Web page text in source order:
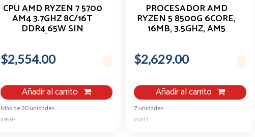
CPU AMD RYZEN 7 5700
AM4 3.7GHZ 8C/16T
DDR4 65W SIN
GRÁFICOS
$2,554.00
Añadir al carrito
Más de 20 unidades
39697
PROCESADOR AMD
RYZEN 5 8500G 6CORE,
16MB, 3.5GHZ, AM5
$2,629.00
Añadir al carrito
7 unidades
25311